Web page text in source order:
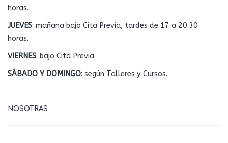
horas.
JUEVES: mañana bajo Cita Previa, tardes de 17 a 20.30
horas.
VIERNES: bajo Cita Previa.
SÁBADO Y DOMINGO: según Talleres y Cursos.
NOSOTRAS